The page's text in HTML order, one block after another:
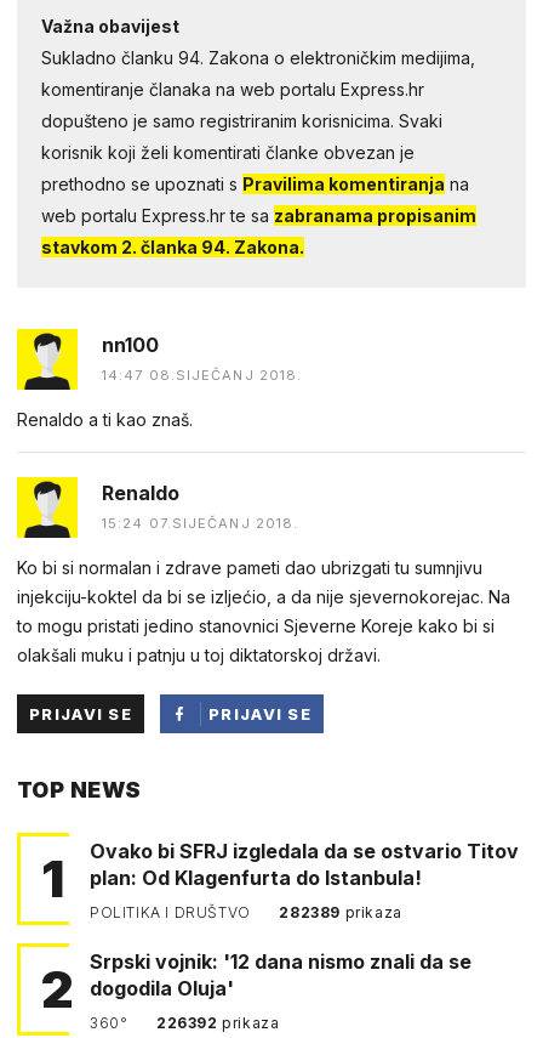
Važna obavijest
Sukladno članku 94. Zakona o elektroničkim medijima,
komentiranje članaka na web portalu Express.hr
dopušteno je samo registriranim korisnicima. Svaki
korisnik koji želi komentirati članke obvezan je
prethodno se upoznati s Pravilima komentiranja na
web portalu Express.hr te sa zabranama propisanim
stavkom 2. članka 94. Zakona.
nn100
14:47 08.SIJEČANJ 2018.
Renaldo a ti kao znaš.
Renaldo
15:24 07.SIJEČANJ 2018.
Ko bi si normalan i zdrave pameti dao ubrizgati tu sumnjivu
injekciju-koktel da bi se izljećio, a da nije sjevernokorejac. Na
to mogu pristati jedino stanovnici Sjeverne Koreje kako bi si
olakšali muku i patnju u toj diktatorskoj državi.
PRIJAVI SE
PRIJAVI SE
TOP NEWS
1
Ovako bi SFRJ izgledala da se ostvario Titov
plan: Od Klagenfurta do Istanbula!
POLITIKA I DRUŠTVO 282389 prikaza
2
Srpski vojnik: '12 dana nismo znali da se
dogodila Oluja'
360° 226392prikaza